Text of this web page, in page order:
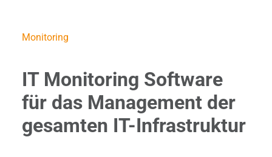
Monitoring
IT Monitoring Software
für das Management der
gesamten IT-Infrastruktur